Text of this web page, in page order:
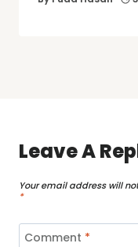
Leave A
Your email address will
*
Comment *